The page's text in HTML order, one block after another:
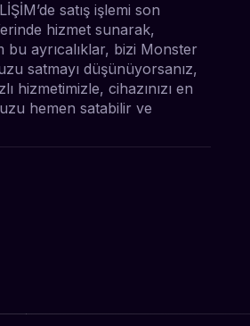
satış işlemi son
hizmet sunarak,
bu ayrıcalıklar, bizi Monster
satmayı düşünüyorsanız,
hizmetimizle, cihazınızı en
hemen satabilir ve